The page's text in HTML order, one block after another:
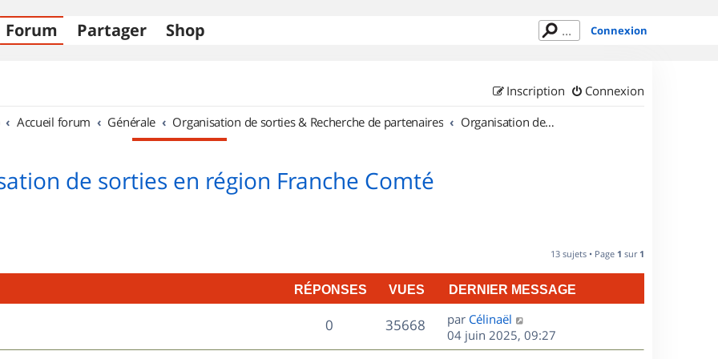
Forum Partager Shop Connexion
Connexion
Inscription
Accueil forum Générale Organisation de sorties & Recherche de partenaires Organisation de sorties en région Franche Comté
de sorties en région Franche Comté
13 sujets • Page 1 sur 1
RÉPONSES VUES DERNIER MESSAGE
0R
é
35668V
u
D
e
r
par Célinaël
04 juin 2025, 09:27